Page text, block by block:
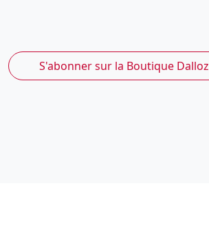
S'abonner sur la Boutique Dalloz